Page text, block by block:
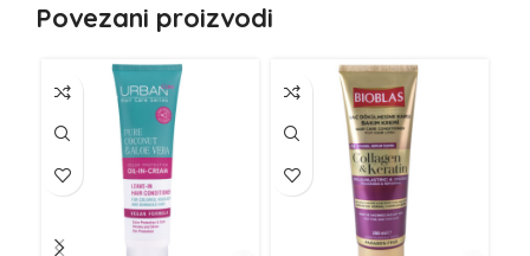
Povezani proizvodi